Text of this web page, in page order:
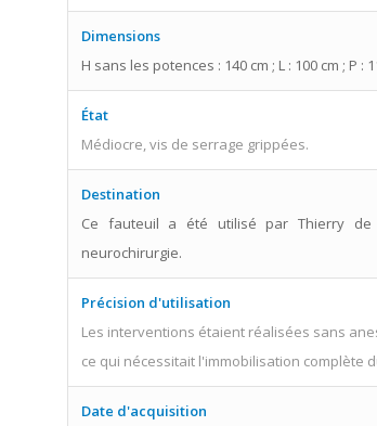
Dimensions
H sans les potences : 140 cm ; L : 100 cm ; P :
État
Médiocre, vis de serrage grippées.
Destination
Ce fauteuil a été utilisé par Thierry
neurochirurgie.
Précision d'utilisation
Les interventions étaient réalisées sans
ce qui nécessitait l'immobilisation complète
Date d'acquisition